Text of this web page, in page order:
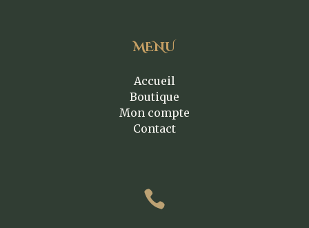
MENU
Accueil
Boutique
Mon compte
Contact
